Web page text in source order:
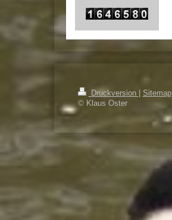
Druckversion
Sitemap
© Klaus Oster